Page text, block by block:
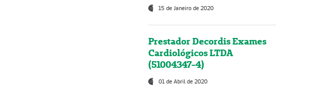
15 de Janeiro de 2020
Prestador Decordis Exames
Cardiológicos LTDA
(51004347-4)
01 de Abril de 2020